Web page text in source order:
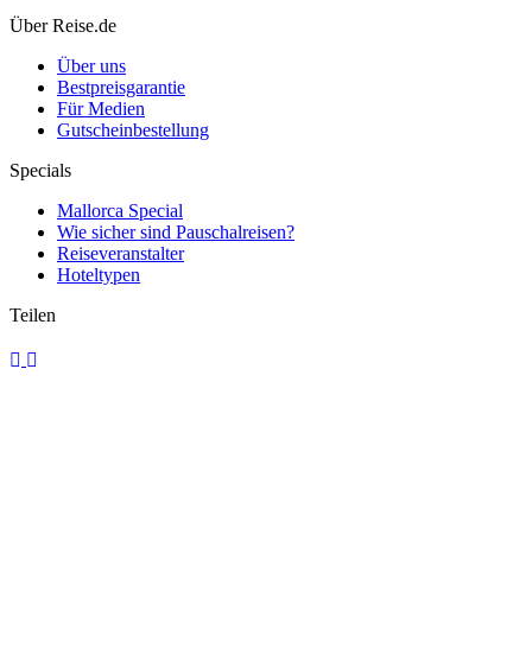
Wildcampen, wo ist es erlaubt?
Über Reise.de
Über uns
Bestpreisgarantie
Für Medien
Gutscheinbestellung
Specials
Mallorca Special
Wie sicher sind Pauschalreisen?
Reiseveranstalter
Hoteltypen
Teilen